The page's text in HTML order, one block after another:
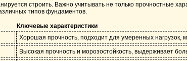
строить. Важно учитывать не только прочностные
типов фундаментов.
Ключевые характеристики
Хорошая прочность, подходит для умеренных нагрузок,
Высокая прочность и морозостойкость, выдерживает